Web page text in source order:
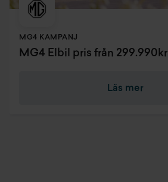
MG4 KAMPANJ
MG4 Elbil pris från 299.990kr
Läs mer